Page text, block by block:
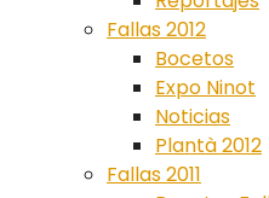
Fallas 2012
Bocetos
Expo Ninot
Noticias
Plantà 2012
Fallas 2011